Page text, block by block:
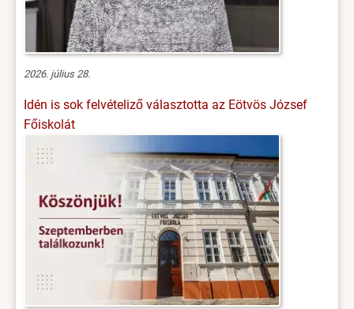
2026. július 28.
Idén is sok felvételiző választotta az Eötvös József
Főiskolát